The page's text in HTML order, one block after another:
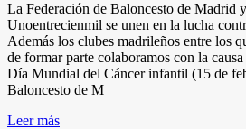
La Federación de Baloncesto de Madrid
Unoentrecienmil se unen en la lucha
Además los clubes madrileños entre los
de formar parte colaboramos con la
Día Mundial del Cáncer infantil (15 de
Baloncesto de M
Leer más